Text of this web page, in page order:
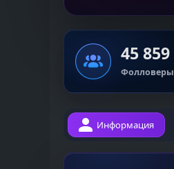
45 859
Фолловеры
Информация